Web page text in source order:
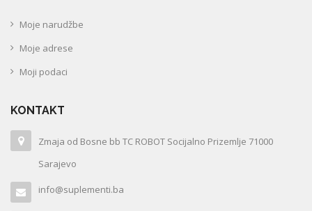
Moje narudžbe
Moje adrese
Moji podaci
KONTAKT
Zmaja od Bosne bb TC ROBOT Socijalno Prizemlje 71000
Sarajevo
info@suplementi.ba